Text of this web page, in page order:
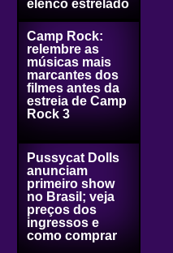
elenco estrelado
Camp Rock:
relembre as
músicas mais
marcantes dos
filmes antes da
estreia de Camp
Rock 3
Pussycat Dolls
anunciam
primeiro show
no Brasil; veja
preços dos
ingressos e
como comprar